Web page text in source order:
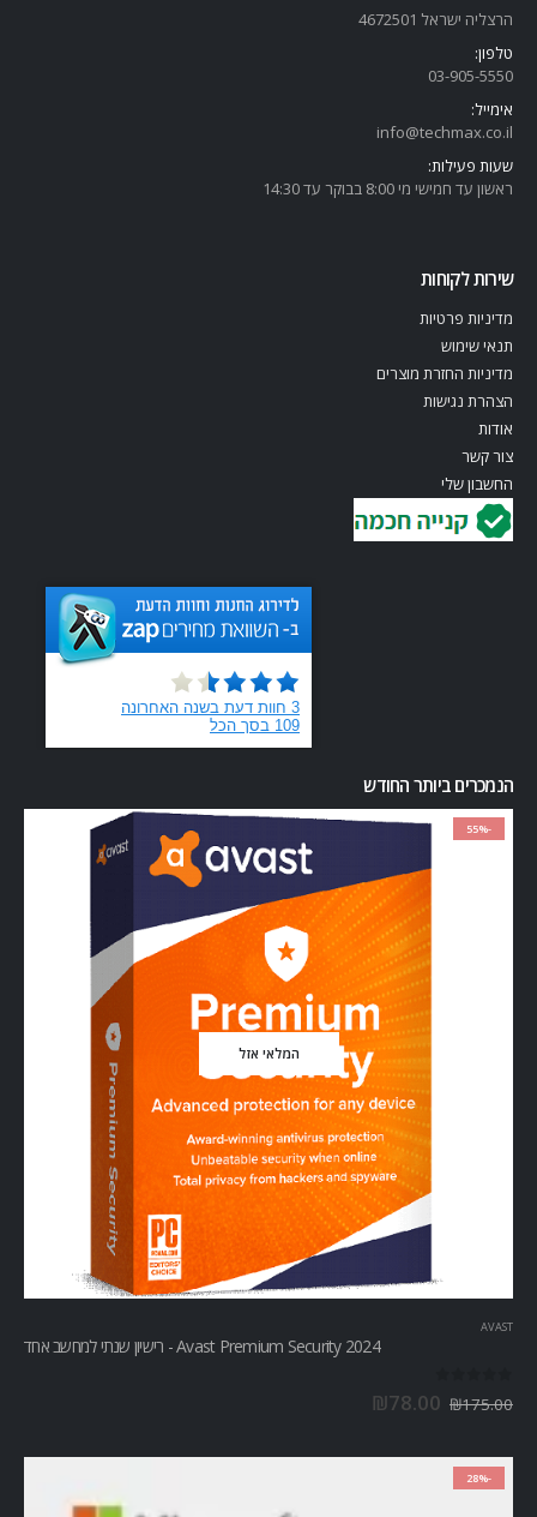
הרצליה ישראל 4672501
טלפון:
03-905-5550
אימייל:
info@techmax.co.il
שעות פעילות:
ראשון עד חמישי מי 8:00 בבוקר עד 14:30
שירות לקוחות
מדיניות פרטיות
תנאי שימוש
מדיניות החזרת מוצרים
הצהרת נגישות
אודות
צור קשר
החשבון שלי
הנמכרים ביותר החודש
-55%
המלאי אזל
AVAST
Avast Premium Security 2024 - רישיון שנתי למחשב אחד
₪175.00
₪78.00
-28%